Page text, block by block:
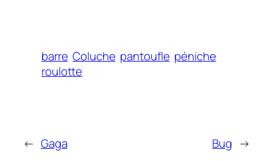
barre Coluche pantoufle péniche
roulotte
← Gaga Bug →